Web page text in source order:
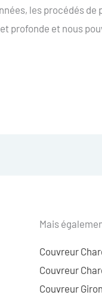
les procédés
profonde et nous
Mais
Couvreur
Couvreur
Couvreur